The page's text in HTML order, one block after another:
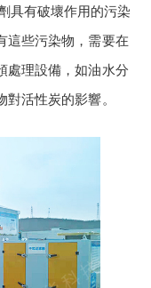
具有破壞作用的污染
這些污染物，需要在
處理設備，如油水分
活性炭的影響。